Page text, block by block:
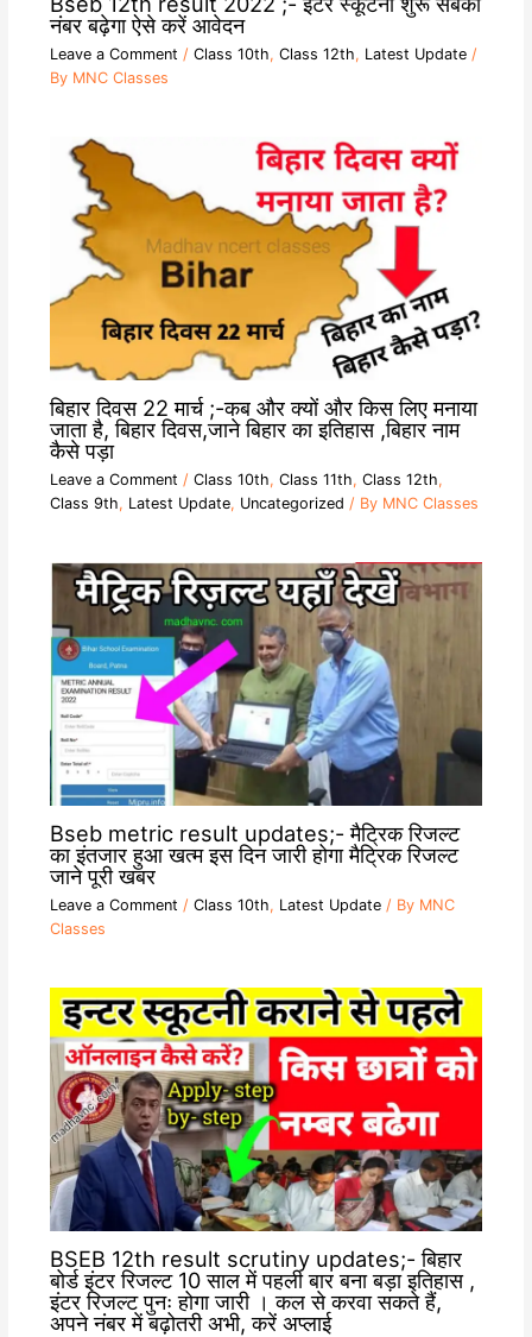
नंबर बढ़ेगा ऐसे करें आवेदन
Leave a Comment / Class 10th, Class 12th, Latest Update/
By MNC Classes
बिहार दिवस 22 मार्च ;-कब और क्यों और किस लिए मनाया
जाता है, बिहार दिवस,जाने बिहार का इतिहास ,बिहार नाम
कैसे पड़ा
Leave a Comment / Class 10th, Class 11th, Class 12th,
Class 9th, Latest Update, Uncategorized / By MNC Classes
Bseb metric result updates;- मैट्रिक रिजल्ट
का इंतजार हुआ खत्म इस दिन जारी होगा मैट्रिक रिजल्ट
जाने पूरी खबर
Leave a Comment / Class 10th, Latest Update/ By MNC
Classes
BSEB 12th result scrutiny updates;- बिहार
बोर्ड इंटर रिजल्ट 10 साल में पहली बार बना बड़ा इतिहास ,
इंटर रिजल्ट पुनः होगा जारी । कल से करवा सकते हैं,
अपने नंबर में बढ़ोतरी अभी, करें अप्लाई